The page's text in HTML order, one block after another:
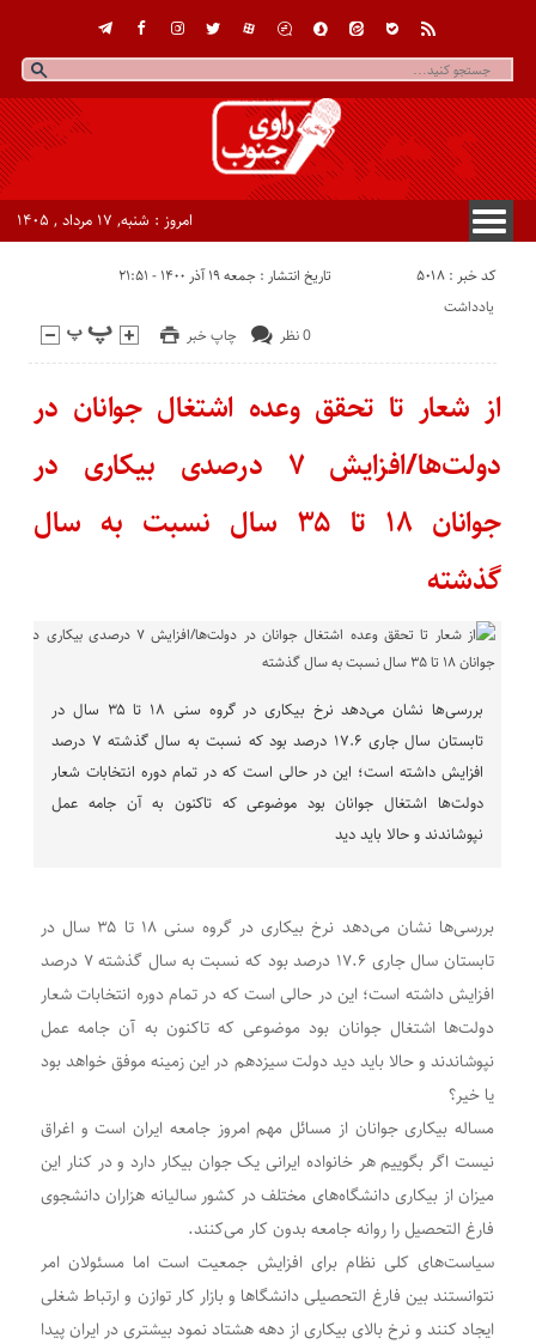
امروز : شنبه, ۱۷ مرداد , ۱۴۰۵
کد خبر : 5018 تاریخ انتشار : جمعه ۱۹ آذر ۱۴۰۰ - ۲۱:۵۱
چاپ خبر 0 نظر
یادداشت
از شعار تا تحقق وعده اشتغال جوانان در
دولت‌ها/افزایش ۷ درصدی بیکاری در
جوانان ۱۸ تا ۳۵ سال نسبت به سال
گذشته
بررسی‌ها نشان می‌دهد نرخ بیکاری در گروه سنی ۱۸ تا ۳۵ سال در
تابستان سال جاری ۱۷.۶ درصد بود که نسبت به سال گذشته ۷ درصد
افزایش داشته است؛ این در حالی است که در تمام دوره انتخابات شعار
دولت‌ها اشتغال جوانان بود موضوعی که تاکنون به آن جامه عمل
نپوشاندند و حالا باید دید
بررسی‌ها نشان می‌دهد نرخ بیکاری در گروه سنی ۱۸ تا ۳۵ سال در
تابستان سال جاری ۱۷.۶ درصد بود که نسبت به سال گذشته ۷ درصد
افزایش داشته است؛ این در حالی است که در تمام دوره انتخابات شعار
دولت‌ها اشتغال جوانان بود موضوعی که تاکنون به آن جامه عمل
نپوشاندند و حالا باید دید دولت سیزدهم در این زمینه موفق خواهد بود
یا خیر؟
مساله بیکاری جوانان از مسائل مهم امروز جامعه ایران است و اغراق
نیست اگر بگوییم هر خانواده ایرانی یک جوان بیکار دارد و در کنار این
میزان از بیکاری دانشگاه‌های مختلف در کشور سالیانه هزاران دانشجوی
فارغ التحصیل را روانه جامعه بدون کار می‌کنند.
سیاست‌های کلی نظام برای افزایش جمعیت است اما مسئولان امر
نتوانستند بین فارغ التحصیلی دانشگاها و بازار کار توازن و ارتباط شغلی
ایجاد کنند و نرخ بالای بیکاری از دهه هشتاد نمود بیشتری در ایران پیدا